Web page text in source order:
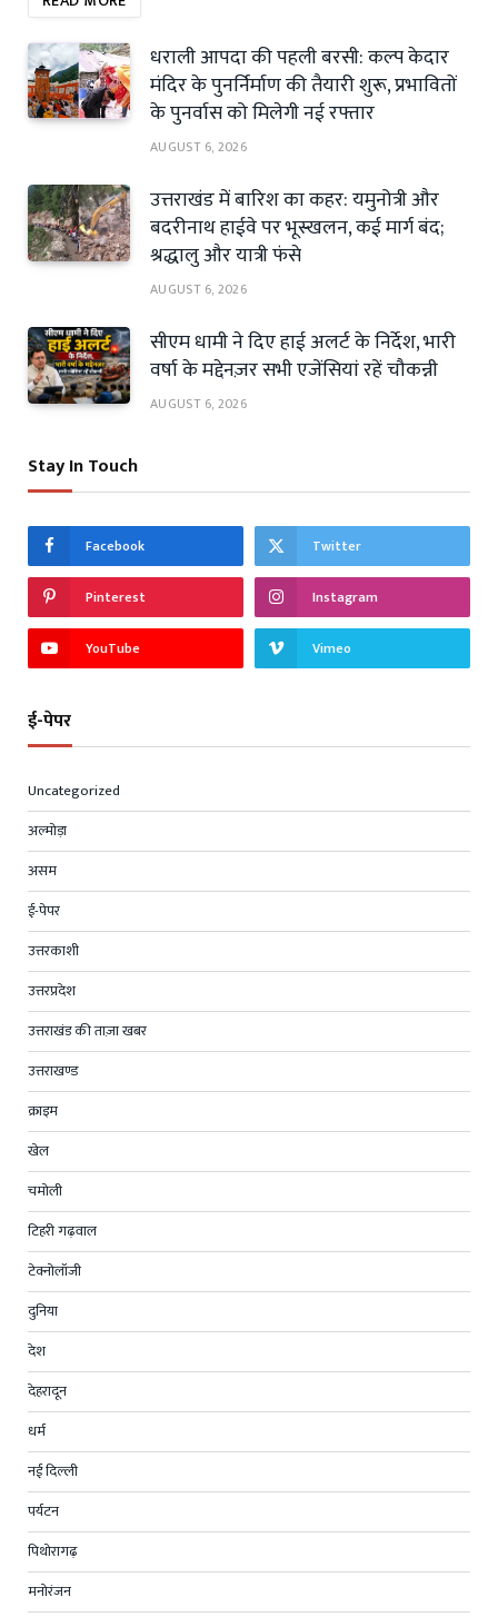
धराली आपदा की पहली बरसी: कल्प केदार
मंदिर के पुनर्निर्माण की तैयारी शुरू, प्रभावितों
के पुनर्वास को मिलेगी नई रफ्तार
AUGUST 6, 2026
उत्तराखंड में बारिश का कहर: यमुनोत्री और
बदरीनाथ हाईवे पर भूस्खलन, कई मार्ग बंद;
श्रद्धालु और यात्री फंसे
AUGUST 6, 2026
सीएम धामी ने दिए हाई अलर्ट के निर्देश, भारी
वर्षा के मद्देनज़र सभी एजेंसियां रहें चौकन्नी
AUGUST 6, 2026
Stay In Touch
Facebook Twitter
Pinterest Instagram
YouTube Vimeo
ई-पेपर
Uncategorized
अल्मोड़ा
असम
ई-पेपर
उत्तरकाशी
उत्तरप्रदेश
उत्तराखंड की ताज़ा खबर
उत्तराखण्ड
क्राइम
खेल
चमोली
टिहरी गढ़वाल
टेक्नोलॉजी
दुनिया
देश
देहरादून
धर्म
नई दिल्ली
पर्यटन
पिथोरागढ़
मनोरंजन